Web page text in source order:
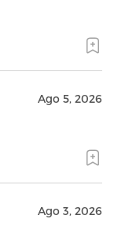
Ago 5, 2026
Ago 3, 2026